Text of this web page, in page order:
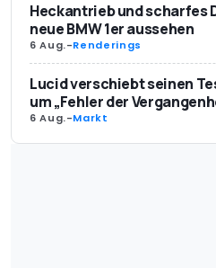
Heckantrieb und scharfes
neue BMW 1er aussehen
6 Aug.-Renderings
Lucid verschiebt seinen
um „Fehler der
6 Aug.-Markt